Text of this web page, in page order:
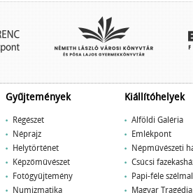
Gyűjtemények
Régészet
Néprajz
Helytörténet
Képzőművészet
Fotógyűjtemény
Numizmatika
Kiállítóhelyek
Alföldi Galéria
Emlékpont
Népművészeti
Csúcsi
Papi-féle
Magyar